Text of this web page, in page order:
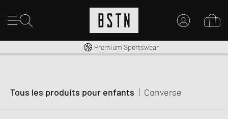
Nouveau chez BSTN ?
CRÉER UN COMPTE
Livraison gratuite dès 100€
Premium Sportswear
Tous les produits pour enfants | Converse